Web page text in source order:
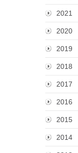
2021
2020
2019
2018
2017
2016
2015
2014